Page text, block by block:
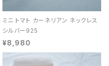
ミニ トマト カーネリアン ネックレス
シルバー925
¥8,980